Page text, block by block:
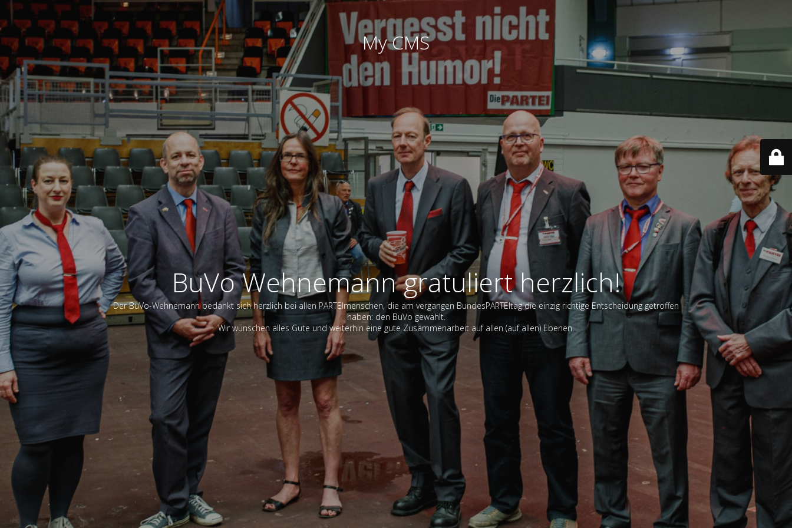
My CMS
BuVo Wehnemann gratuliert herzlich!
Der BuVo-Wehnemann bedankt sich herzlich bei allen PARTEImenschen, die am vergangen BundesPARTEItag die einzig richtige Entscheidung getroffen
haben: den BuVo gewählt.
Wir wünschen alles Gute und weiterhin eine gute Zusammenarbeit auf allen (auf allen) Ebenen.